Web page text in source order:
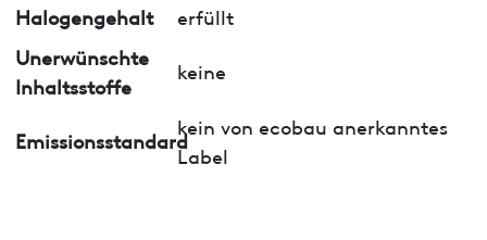
Halogengehalt
erfüllt
Unerwünschte
Inhaltsstoffe
keine
Emissionsstandard
kein von ecobau anerkanntes
Label